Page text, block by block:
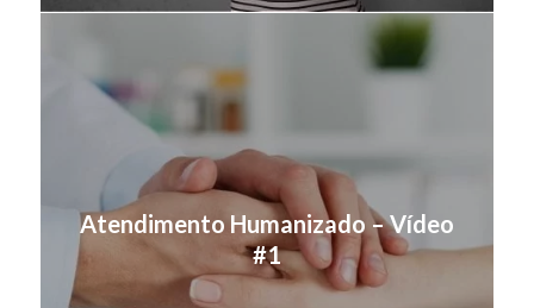
Atendimento Humanizado – Vídeo
#1